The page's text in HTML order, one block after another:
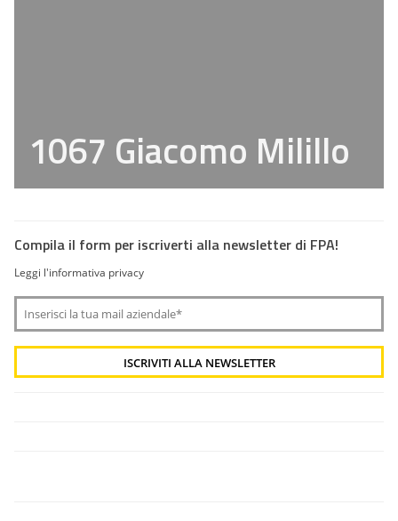
1067 Giacomo Milillo
Compila il form per iscriverti alla newsletter di FPA!
Leggi l'informativa privacy